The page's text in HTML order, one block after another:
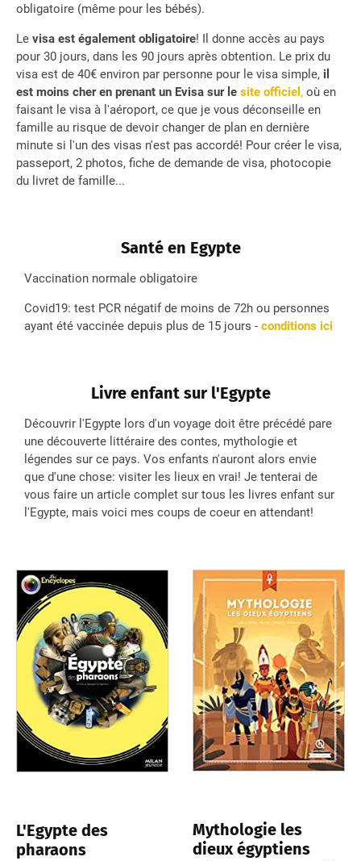
obligatoire (même pour les bébés).
Le visa est également obligatoire! Il donne accès au pays
pour 30 jours, dans les 90 jours après obtention. Le prix du
visa est de 40€ environ par personne pour le visa simple, il
est moins cher en prenant un Evisa sur le site officiel , où en
faisant le visa à l'aéroport, ce que je vous déconseille en
famille au risque de devoir changer de plan en dernière
minute si l'un des visas n'est pas accordé! Pour créer le visa,
passeport, 2 photos, fiche de demande de visa, photocopie
du livret de famille...
Santé en Egypte
Vaccination normale obligatoire
Covid19: test PCR négatif de moins de 72h ou personnes
ayant été vaccinée depuis plus de 15 jours - conditions ici
Livre enfant sur l'Egypte
Découvrir l'Egypte lors d'un voyage doit être précédé pare
une découverte littéraire des contes, mythologie et
légendes sur ce pays. Vos enfants n'auront alors envie
que d'une chose: visiter les lieux en vrai! Je tenterai de
vous faire un article complet sur tous les livres enfant sur
l'Egypte, mais voici mes coups de coeur en attendant!
L'Egypte des
pharaons
Mythologie les
dieux égyptiens